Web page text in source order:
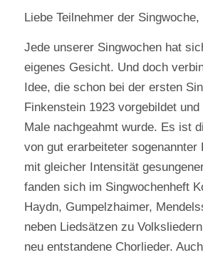
Liebe Teilnehmer der
Jede unserer Singwochen hat
eigenes Gesicht. Und doch
Idee, die schon bei der ersten
Finkenstein 1923 vorgebildet
Male nachgeahmt wurde. Es ist
von gut erarbeiteter sogenannter
mit gleicher Intensität
fanden sich im Singwochenheft
Haydn, Gumpelzhaimer,
neben Liedsätzen zu
neu entstandene Chorlieder.